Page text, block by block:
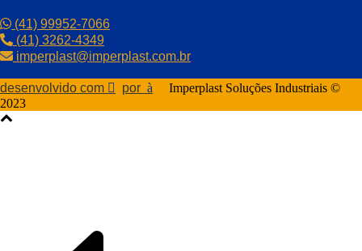
(41) 99952-7066
(41) 3262-4349
imperplast@imperplast.com.br
desenvolvido com por
Imperplast Soluções Industriais ©
2023